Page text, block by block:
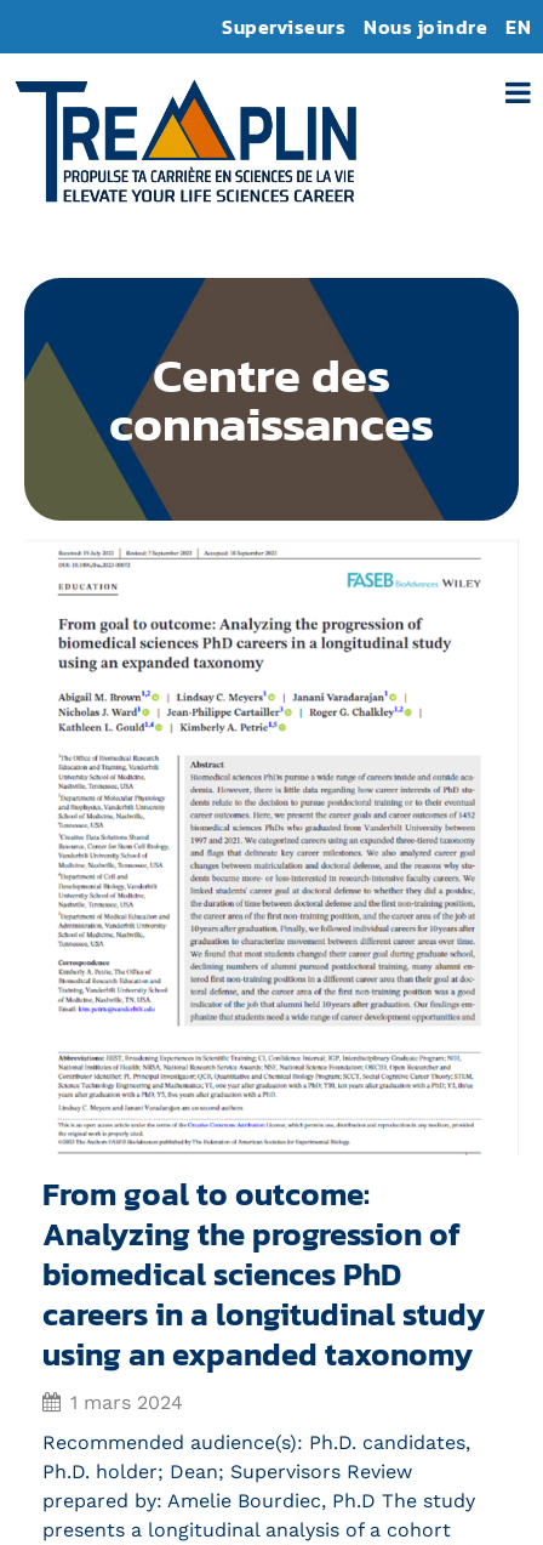
Superviseurs Nous joindre EN
Centre des
connaissances
From goal to outcome:
Analyzing the progression of
biomedical sciences PhD
careers in a longitudinal study
using an expanded taxonomy
1 mars 2024
Recommended audience(s): Ph.D. candidates,
Ph.D. holder; Dean; Supervisors Review
prepared by: Amelie Bourdiec, Ph.D The study
presents a longitudinal analysis of a cohort